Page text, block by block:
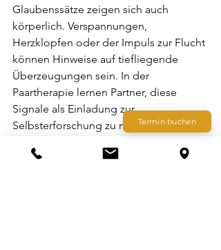
Glaubenssätze zeigen sich auch
körperlich. Verspannungen,
Herzklopfen oder der Impuls zur Flucht
können Hinweise auf tiefliegende
Überzeugungen sein. In der
Paartherapie lernen Partner, diese
Signale als Einladung zur
Selbsterforschung zu nutzen.
Eine professionelle Einschätzung
Termin buchen